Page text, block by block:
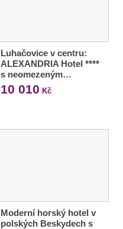
Luhačovice v centru:
ALEXANDRIA Hotel ****
s neomezeným…
10 010 Kč
Moderní horský hotel v
polských Beskydech s